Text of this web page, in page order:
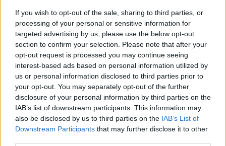
If you wish to opt-out of the sale, sharing to third parties, or
processing of your personal or sensitive information for
targeted advertising by us, please use the below opt-out
section to confirm your selection. Please note that after your
opt-out request is processed you may continue seeing
interest-based ads based on personal information utilized by
us or personal information disclosed to third parties prior to
your opt-out. You may separately opt-out of the further
disclosure of your personal information by third parties on the
IAB’s list of downstream participants. This information may
also be disclosed by us to third parties on the IAB’s List of
Downstream Participants that may further disclose it to other
tempesta perfetta: il rischio concreto è quello di precipitare in una
stagnazione economica prolungata, nella quale il prezzo della crisi
continua a essere scaricato sempre sugli stessi, sui più deboli.
Questo alimenta un clima di forte ingiustizia sociale. A tutto questo
si aggiunge una crisi industriale ormai conclamata, figlia
dell’assenza di una seria politica industriale nazionale. Una crisi che
investe anche la nostra Toscana, interessando settori strategici
fondamentali:dalla siderurgia, con il polo di Piombino, al
comparto automotive delle due e quattro ruote, fino all’intera
filiera degli accessori metallici legati al settore moda . Come
FIOM Toscana - ha proseguito - abbiamo il dovere non solo di
descrivere lo stato delle cose, ma anche di avanzare proposte
concrete alle istituzioni regionali, utili non soltanto a gestire le crisi,